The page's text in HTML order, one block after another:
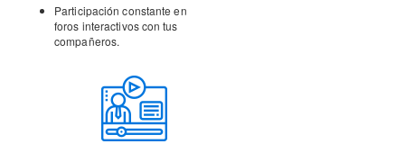
Participación constante en
foros interactivos con tus
compañeros.